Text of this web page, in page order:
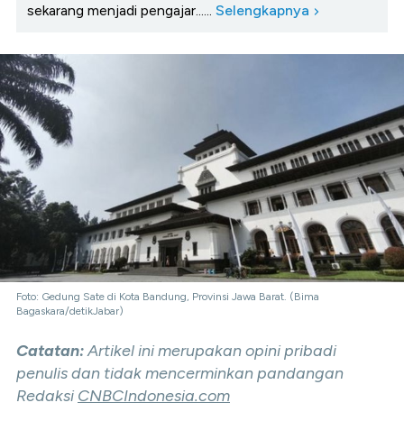
sekarang menjadi pengajar...... Selengkapnya
Foto: Gedung Sate di Kota Bandung, Provinsi Jawa Barat. (Bima
Bagaskara/detikJabar)
Catatan:Artikel ini merupakan opini pribadi
penulis dan tidak mencerminkan pandangan
Redaksi CNBCIndonesia.com